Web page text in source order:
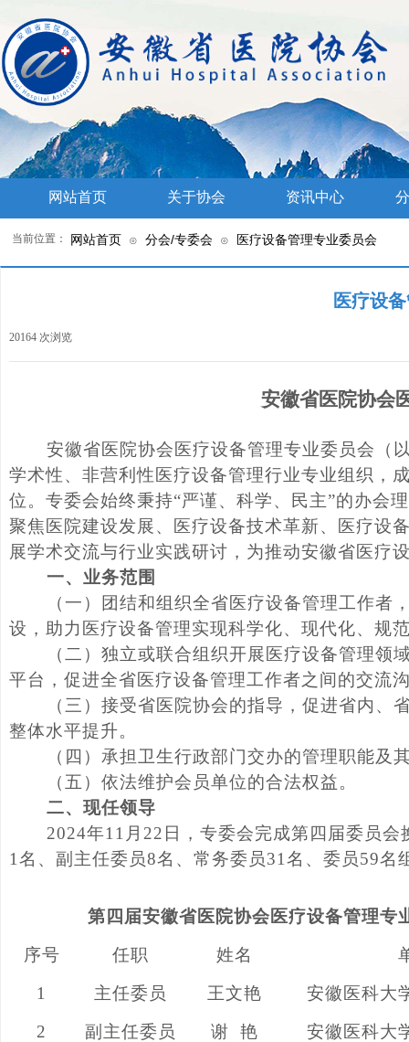
网站首页 关于协会 资讯中心
网站首页 ⊙ 分会/专委会 ⊙ 医疗设备管理专业委员会
当前位置：
医疗设
20164 次浏览
安徽省医院协会
安徽省医院协会医疗设备管理专业委员会（
学术性、非营利性医疗设备管理行业专业组织，
位。 专委会始终秉持“严谨、科学、民主”的办会
聚焦医院建设发展、医疗设备技术革新、医疗设
展学术交流与行业实践研讨，为推动安徽省医疗
一、业务范围
（ 一 ）团结和组织全省 医疗设备管理工作者
设，助力医疗设备管理实现科学化、现代化、规
（ 二 ）独立或联合组织开展医疗设备管理领
平台，促进全省 医疗设备管理工作者之间的交流
（ 三 ） 接受省医院协会的指导，促进省内、
整体水平提升。
（ 四 ） 承担卫生行政部门交办的管理职能及
（ 五 ）依法维护会员单位的合法权益。
二、现任领导
2024年11 月 22 日，专委会完成第四届委员
1 名、副主任委员8名、常务委员31 名、委员59名
第四届安徽省医院协会医疗设备管理专
序号
任职 姓名
1
主任委员 王文艳
安徽医科大
2
副主任委员 谢 艳 安徽医科大